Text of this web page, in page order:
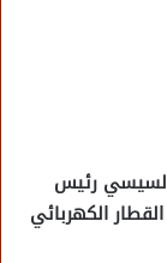
السيسي رئيس
الكهربائي